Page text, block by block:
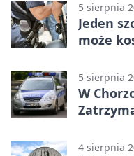
5 sierpnia
Jeden
może
5 sierpnia
W
4 sierpnia